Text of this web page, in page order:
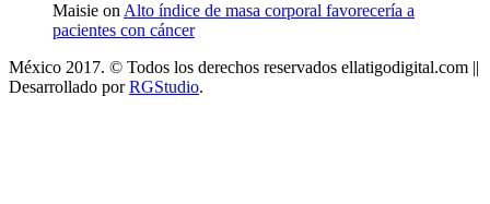
Maisie on Alto índice de masa corporal favorecería a
pacientes con cáncer
México 2017. © Todos los derechos reservados ellatigodigital.com ||
Desarrollado porRGStudio.